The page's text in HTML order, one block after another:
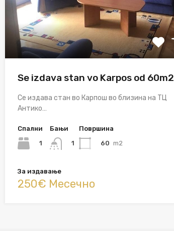
Se izdava stan vo Karpos od 60m2
Се издава стан во Карпош во близина на ТЦ
Антико…
Спални
1
Бањи
1
Површина
60 m2
За издавање
250€ Месечно